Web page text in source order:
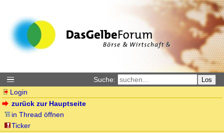
Suche: Los
Login
zurück zur Hauptseite
in Thread öffnen
Ticker